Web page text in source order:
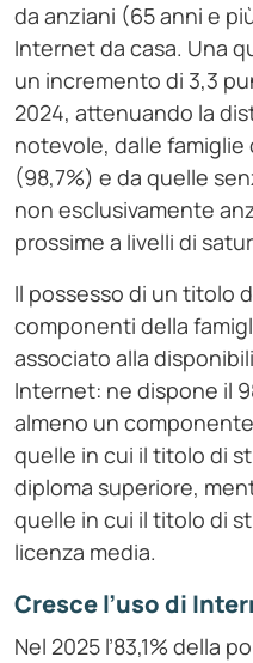
da anziani (65 anni e
Internet da casa. Una
un incremento di 3,3
2024, attenuando la
notevole, dalle
(98,7%) e da quelle
non esclusivamente
prossime a livelli di
Il possesso di un titolo
componenti della
associato alla
Internet: ne dispone il
almeno un
quelle in cui il titolo di
diploma superiore,
quelle in cui il titolo di
licenza media.
Cresce l’uso di
Nel 2025 l’83,1% della